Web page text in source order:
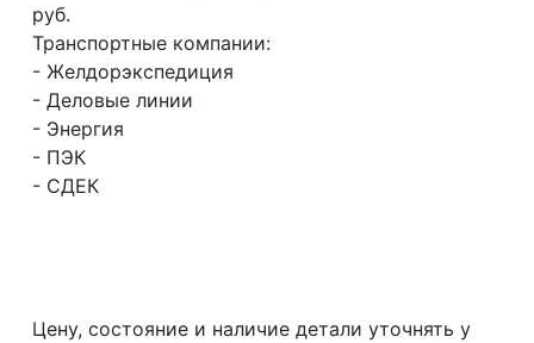
руб.
Транспортные компании:
- Желдорэкспедиция
- Деловые линии
- Энергия
- ПЭК
- СДЕК
Цену, состояние и наличие детали уточнять у